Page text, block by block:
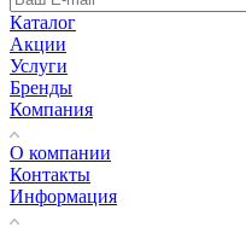
Каталог
Акции
Услуги
Бренды
Компания
О компании
Контакты
Информация